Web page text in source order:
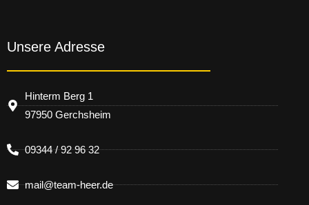
Unsere Adresse
Hinterm Berg 1
97950 Gerchsheim
09344 / 92 96 32
mail@team-heer.de